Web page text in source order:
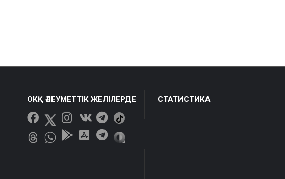
ОКҚ ӘЛЕУМЕТТІК ЖЕЛІЛЕРДЕ СТАТИСТИКА